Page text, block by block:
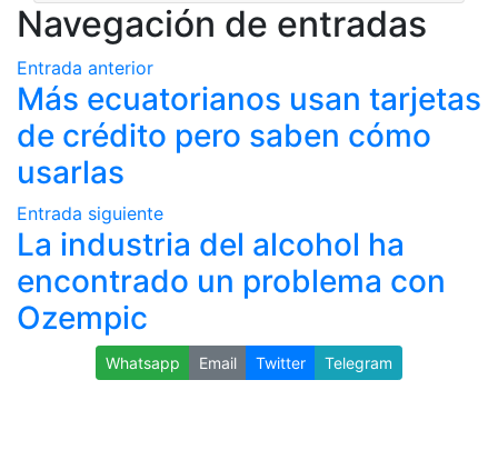
Navegación de entradas
Entrada anterior
Más ecuatorianos usan tarjetas
de crédito pero saben cómo
usarlas
Entrada siguiente
La industria del alcohol ha
encontrado un problema con
Ozempic
Whatsapp Email Twitter Telegram